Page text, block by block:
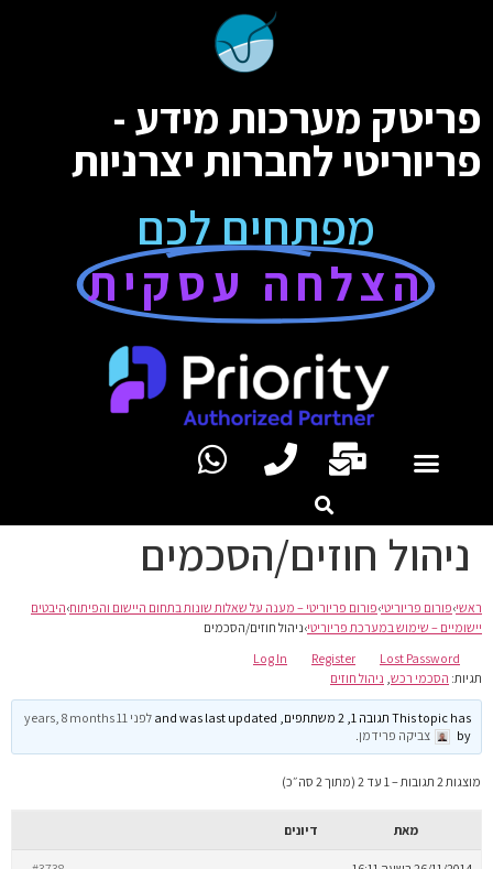
פריטק מערכות מידע -
פריוריטי לחברות יצרניות
מפתחים לכם
הצלחה עסקית
ניהול חוזים/הסכמים
ראשי›פורום פריוריטי›פורום פריוריטי – מענה על שאלות שונות בתחום היישום והפיתוח›היבטים
יישומיים – שימוש במערכת פריוריטי›ניהול חוזים/הסכמים
Log In
Register
Lost Password
תגיות: הסכמי רכש ניהול חוזים
This topic has תגובה 1, 2 משתתפים, and was last updated
לפני 11 years, 8 months
by
צביקה פרידמן
מוצגות 2 תגובות – 1 עד 2 (מתוך 2 סה״כ)
מאת דיונים